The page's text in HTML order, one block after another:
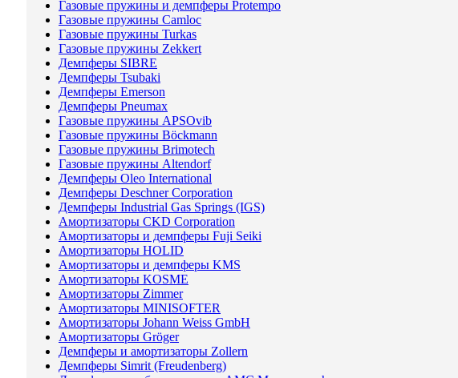
Газовые пружины и демпферы Protempo
Газовые пружины Camloc
Газовые пружины Turkas
Газовые пружины Zekkert
Демпферы SIBRE
Демпферы Tsubaki
Демпферы Emerson
Демпферы Pneumax
Газовые пружины APSOvib
Газовые пружины Böckmann
Газовые пружины Brimotech
Газовые пружины Altendorf
Демпферы Oleo International
Демпферы Deschner Corporation
Демпферы Industrial Gas Springs (IGS)
Амортизаторы CKD Corporation
Амортизаторы и демпферы Fuji Seiki
Амортизаторы HOLID
Амортизаторы и демпферы KMS
Амортизаторы KOSME
Амортизаторы Zimmer
Амортизаторы MINISOFTER
Амортизаторы Johann Weiss GmbH
Амортизаторы Gröger
Демпферы и амортизаторы Zollern
Демпферы Simrit (Freudenberg)